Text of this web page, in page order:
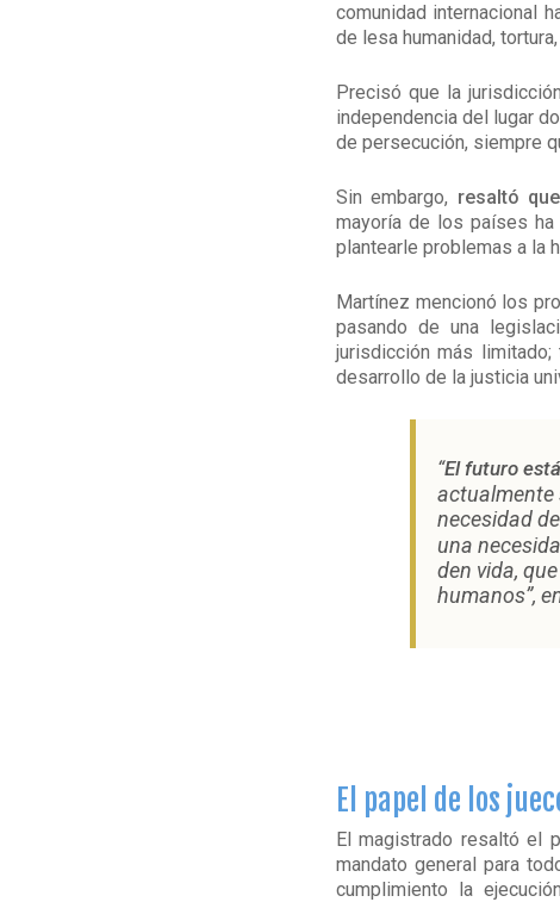
comunidad internacional
de lesa humanidad,
Precisó que la
independencia del lugar
de persecución, siempre
Sin embargo, resaltó
mayoría de los países
plantearle problemas a la
Martínez mencionó los
pasando de una
jurisdicción más
desarrollo de la justicia
“El futuro
actualmente
necesidad
una
den vida,
humanos”,
El papel de los
El magistrado resaltó el
mandato general para
cumplimiento la